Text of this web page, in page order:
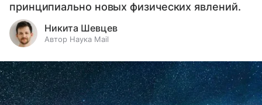
принципиально новых физических явлений.
Никита Шевцев
Автор Наука Mail